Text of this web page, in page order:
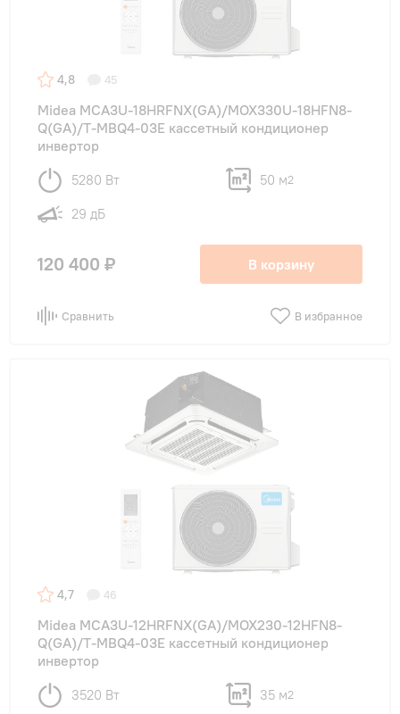
4,8 45
Midea MCA3U-18HRFNX(GA)/MOX330U-18HFN8-
Q(GA)/T-MBQ4-03E кассетный кондиционер
инвертор
5280 Вт 50 м2
29 дБ
120 400 ₽ В корзину
Сравнить В избранное
4,7 46
Midea MCA3U-12HRFNX(GA)/MOX230-12HFN8-
Q(GA)/T-MBQ4-03E кассетный кондиционер
инвертор
3520 Вт 35 м2